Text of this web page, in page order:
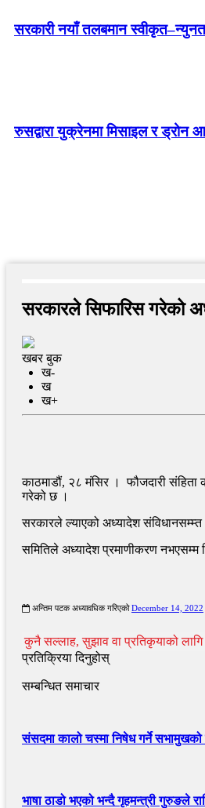
सरकारी नयाँ तलबमान
रुसद्वारा युक्रेनमा मिसाइल र
सरकारले सिफारिस गरेको
खबर बुक
ख-
ख
ख+
काठमाडौं, २८ मंसिर । फौजदारी संहिता
गरेको छ ।
सरकारले ल्याएको अध्यादेश
समितिले अध्यादेश प्रमाणीकरण नभएसम्म
अन्तिम पटक अध्यावधिक गरिएको December 14, 2022
कुनै सल्लाह, सुझाव वा प्रतिकृयाको लागि
प्रतिक्रिया दिनुहोस्
सम्बन्धित समाचार
संसदमा कालो चस्मा निषेध गर्ने सभामुखको
भाषा ठाडो भएको भन्दै गृहमन्त्री गुरुङले